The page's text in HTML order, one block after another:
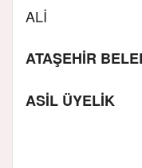
ALİ
ATAŞEHİR
ASİL ÜYELİK